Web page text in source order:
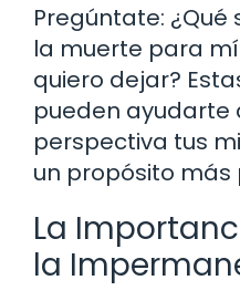
Pregúntate:
la muerte para
quiero dejar?
pueden ayudarte
perspectiva tus
un propósito más
La
la